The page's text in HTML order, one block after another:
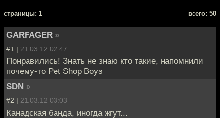
cтраницы: 1 всего: 50
GARFAGER »
#1 | 21.03.12 02:47
Понравились! Знать не знаю кто такие, напомнили
почему-то Pet Shop Boys
SDN »
#2 | 21.03.12 03:03
Канадская банда, иногда жгут...